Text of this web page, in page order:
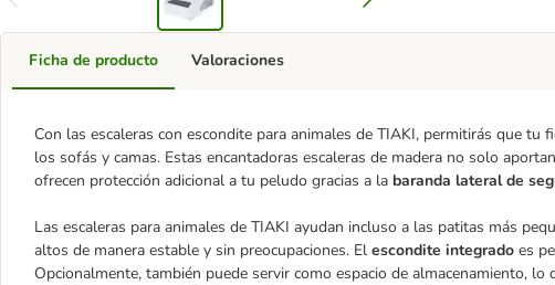
Ficha de producto
Con las escaleras con escondite para animales de TIAKI, permitirás que tu
los sofás y camas. Estas encantadoras escaleras de madera no solo
ofrecen protección adicional a tu peludo gracias a la baranda lateral de
Las escaleras para animales de TIAKI ayudan incluso a las patitas más
altos de manera estable y sin preocupaciones. El escondite integrado es
Opcionalmente, también puede servir como espacio de almacenamiento,
Valoraciones